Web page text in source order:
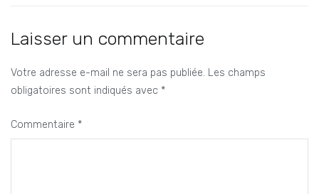
Laisser un commentaire
Votre adresse e-mail ne sera pas publiée. Les champs
obligatoires sont indiqués avec *
Commentaire *